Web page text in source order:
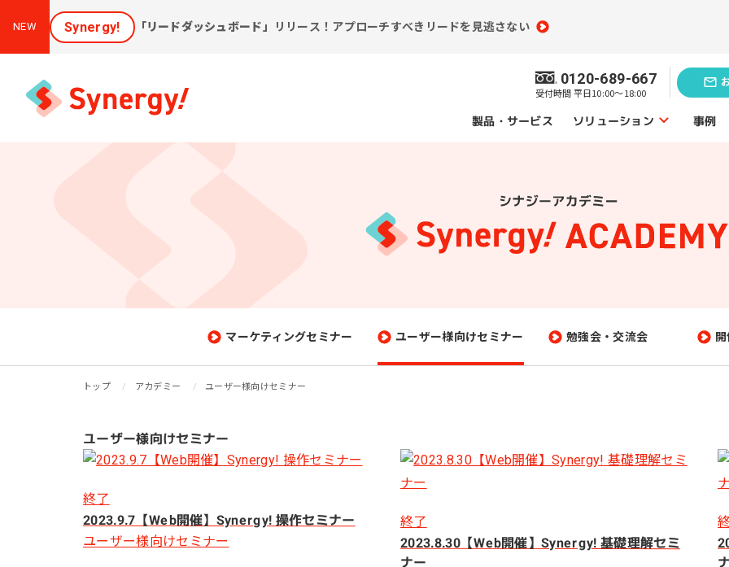
NEW Synergy! 「リードダッシュボード」 リリース！アプローチすべきリードを見逃さない
0120-689-667
受付時間 平日10:00～18:00
製品・サービス ソリューション
[見込顧客獲得ソリューション]
リピーターを増やしたい
[顧客育成ソリューション]
[優良顧客維持ソリューション]
休眠顧客に戻ってきてほしい
課題発見のソリューション
Webアクセス解析
業務効率化のソリュー
事例
マーケティングセミナー ユーザー様向けセミナー 勉強会・交流会
トップ アカデミー ユーザー様向けセミナー
ユーザー様向けセミナー
終了
2023.9.7【Web開催】Synergy! 操作セミナー
ユーザー様向けセミナー
終了
2023.8.30【Web開催】Synergy! 基礎理解セミ
ナー